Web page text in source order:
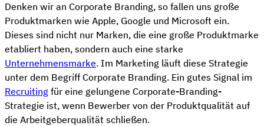
Denken wir an Corporate Branding, so fallen uns große
Produktmarken wie Apple, Google und Microsoft ein.
Dieses sind nicht nur Marken, die eine große Produktmarke
etabliert haben, sondern auch eine starke
Unternehmensmarke. Im Marketing läuft diese Strategie
unter dem Begriff Corporate Branding. Ein gutes Signal im
Recruiting für eine gelungene Corporate-Branding-
Strategie ist, wenn Bewerber von der Produktqualität auf
die Arbeitgeberqualität schließen.